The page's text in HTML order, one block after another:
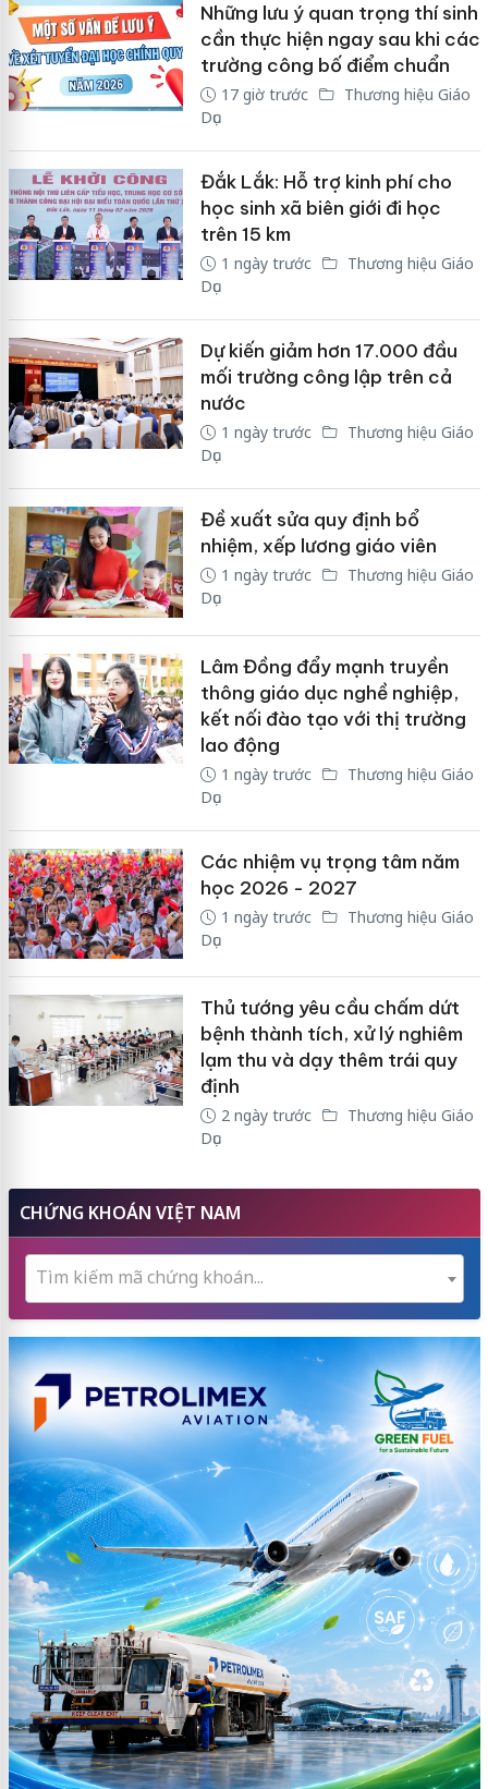
Những lưu ý quan trọng thí sinh
cần thực hiện ngay sau khi các
trường công bố điểm chuẩn
17 giờ trước
Thương hiệu Giáo
Dục
Đắk Lắk: Hỗ trợ kinh phí cho
học sinh xã biên giới đi học
trên 15 km
1 ngày trước
Thương hiệu Giáo
Dục
Dự kiến giảm hơn 17.000 đầu
mối trường công lập trên cả
nước
1 ngày trước
Thương hiệu Giáo
Dục
Đề xuất sửa quy định bổ
nhiệm, xếp lương giáo viên
1 ngày trước
Thương hiệu Giáo
Dục
Lâm Đồng đẩy mạnh truyền
thông giáo dục nghề nghiệp,
kết nối đào tạo với thị trường
lao động
1 ngày trước
Thương hiệu Giáo
Dục
Các nhiệm vụ trọng tâm năm
học 2026 - 2027
1 ngày trước
Thương hiệu Giáo
Dục
Thủ tướng yêu cầu chấm dứt
bệnh thành tích, xử lý nghiêm
lạm thu và dạy thêm trái quy
định
2 ngày trước
Thương hiệu Giáo
Dục
CHỨNG KHOÁN VIỆT NAM
Tìm kiếm mã chứng khoán...